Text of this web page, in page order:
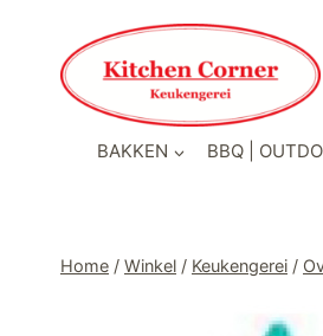
inhoud
BAKKEN BBQ |
Home / Winkel / Keukengerei /